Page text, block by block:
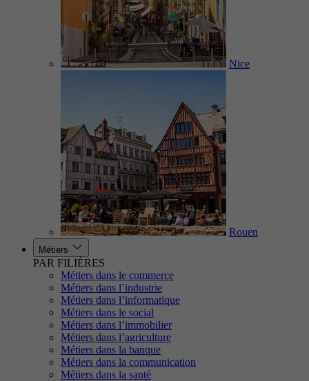
Nice
Rouen
Métiers
PAR FILIÈRES
Métiers dans le commerce
Métiers dans l’industrie
Métiers dans l’informatique
Métiers dans le social
Métiers dans l’immobilier
Métiers dans l’agriculture
Métiers dans la banque
Métiers dans la communication
Métiers dans la santé